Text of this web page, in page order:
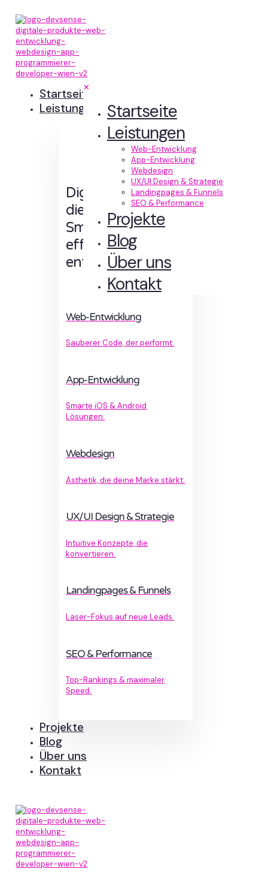
✕
Startseite
Leistungen
Web-Entwicklung
App-Entwicklung
Webdesign
UX/UI Design & Strategie
Landingpages & Funnels
SEO & Performance
Projekte
Blog
Über uns
Kontakt
Startseite
Leistungen
Digitale Erlebnisse,
die Sinn machen.
Smart designt und
effizient
entwickelt.
Web-Entwicklung
Sauberer Code, der performt.
App-Entwicklung
Smarte iOS & Android
Lösungen.
Webdesign
Ästhetik, die deine Marke stärkt.
UX/UI Design & Strategie
Intuitive Konzepte, die
konvertieren.
Landingpages & Funnels
Laser-Fokus auf neue Leads.
SEO & Performance
Top-Rankings & maximaler
Speed.
Projekte
Blog
Über uns
Kontakt